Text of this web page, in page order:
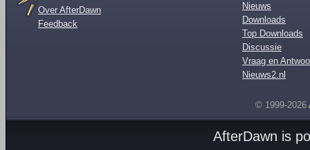
Over AfterDawn
Feedback
Nieuws
Downloads
Top Downloads
Discussie
Vraag en
Nieuws2.nl
© 1999-2026
AfterDawn is